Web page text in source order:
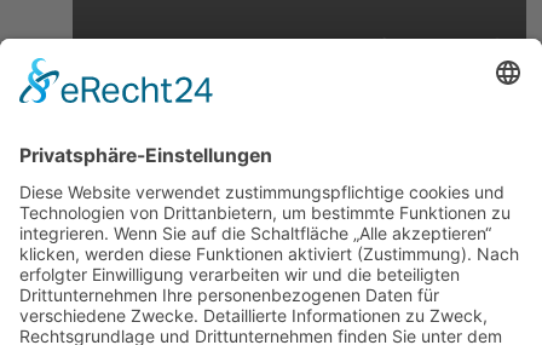
für die Stadtteilentwicklung im Bremerhavener
Norden.